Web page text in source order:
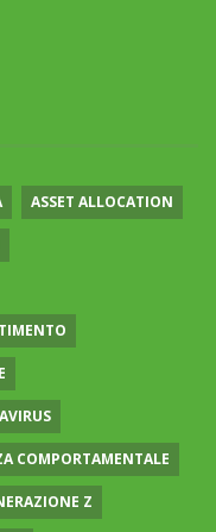
ASSET ALLOCATION
COMPORTAMENTALE
Z